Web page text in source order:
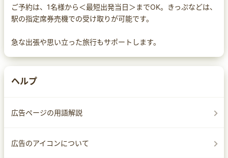
ご予約は、1名様から＜最短出発当日＞までOK。きっぷなどは、
駅の指定席券売機での受け取りが可能です。
急な出張や思い立った旅行もサポートします。
ヘルプ
広告ページの用語解説
広告のアイコンについて